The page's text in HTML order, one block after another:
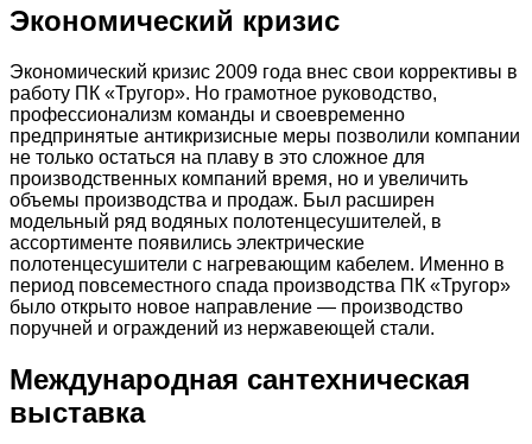
Экономический кризис
Экономический кризис 2009 года внес свои коррективы в
работу ПК «Тругор». Но грамотное руководство,
профессионализм команды и своевременно
предпринятые антикризисные меры позволили компании
не только остаться на плаву в это сложное для
производственных компаний время, но и увеличить
объемы производства и продаж. Был расширен
модельный ряд водяных полотенцесушителей, в
ассортименте появились электрические
полотенцесушители с нагревающим кабелем. Именно в
период повсеместного спада производства ПК «Тругор»
было открыто новое направление — производство
поручней и ограждений из нержавеющей стали.
Международная сантехническая
выставка